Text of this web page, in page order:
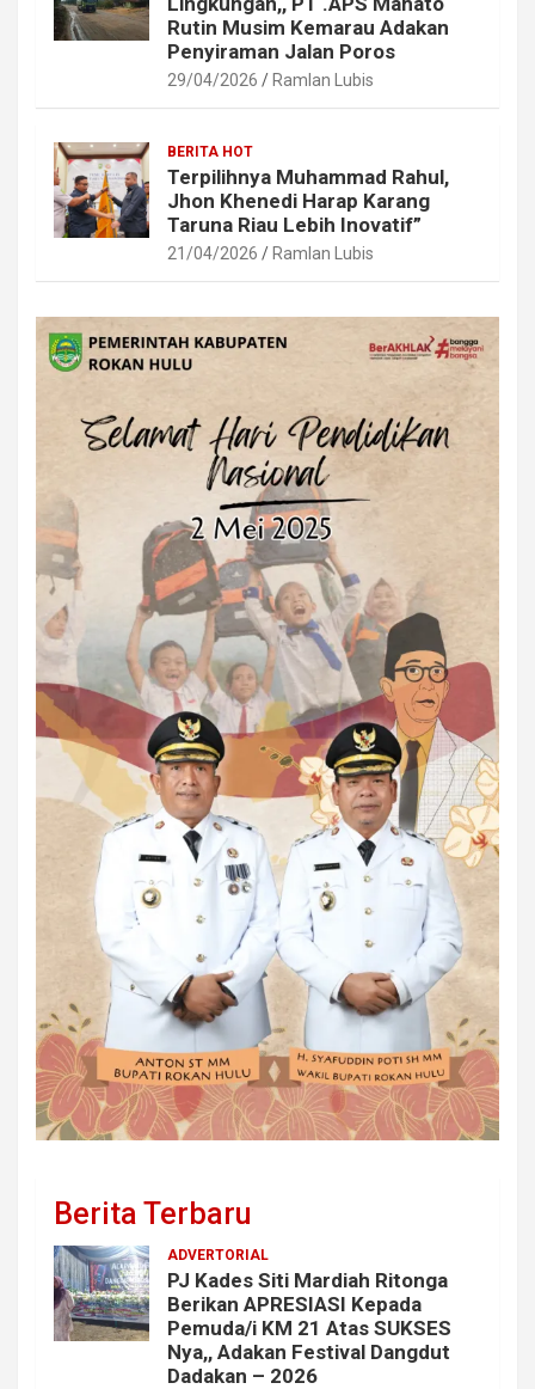
Rutin Musim Kemarau Adakan
Penyiraman Jalan Poros
29/04/2026 Ramlan Lubis
BERITA HOT
Terpilihnya Muhammad Rahul,
Jhon Khenedi Harap Karang
Taruna Riau Lebih Inovatif”
21/04/2026 Ramlan Lubis
Berita Terbaru
ADVERTORIAL
PJ Kades Siti Mardiah Ritonga
Berikan APRESIASI Kepada
Pemuda/i KM 21 Atas SUKSES
Nya,, Adakan Festival Dangdut
Dadakan – 2026